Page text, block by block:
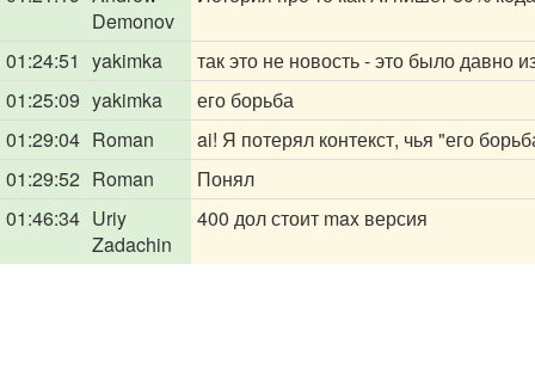
Demonov
01:24:51 yakimka
так это не новость - это было давно
01:25:09 yakimka
его борьба
01:29:04 Roman
ai! Я потерял контекст, чья "его
01:29:52 Roman
Понял
01:46:34 Uriy
Zadachin
400 дол стоит max версия